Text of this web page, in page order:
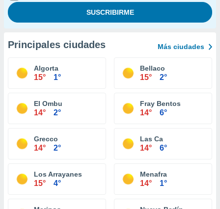
Principales ciudades Más ciudades
Algorta
15° 1°
Bellaco
15° 2°
El Ombu
14° 2°
Fray Bentos
14° 6°
Grecco
14° 2°
Las Ca
14° 6°
Los Arrayanes
15° 4°
Menafra
14° 1°